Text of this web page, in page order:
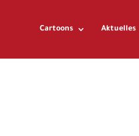
Cartoons Aktuelles